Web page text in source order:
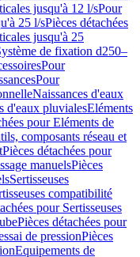
jusqu'à 12 l/sPour
25 l/sPièces détachées
jusqu'à 25
de fixation d250–
Pour
Pour
Naissances d'eaux
d'eaux pluvialesEléments
pour Eléments de
composants réseau et
Pièces détachées pour
manuelsPièces
Sertisseuses
compatibilité
pour Sertisseuses
Pièces détachées pour
de pressionPièces
Equipements de